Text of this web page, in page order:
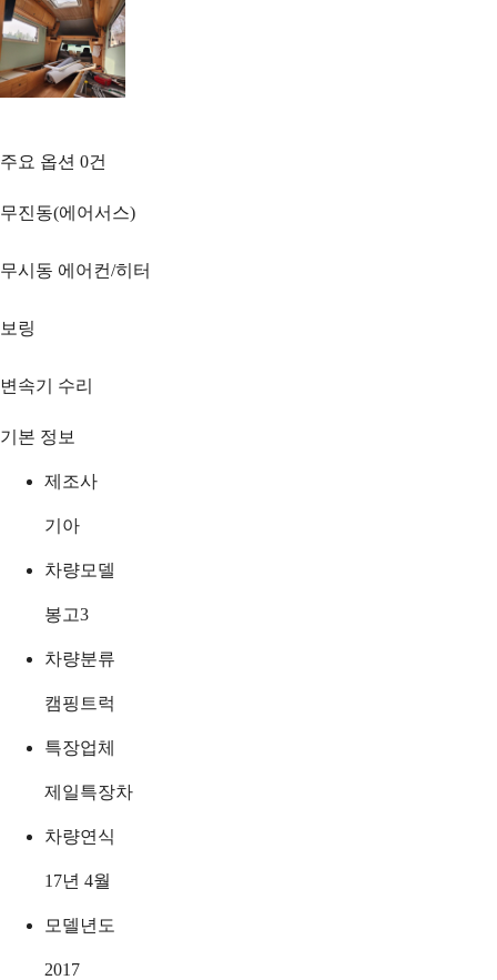
주요 옵션 0건
무진동(에어서스)
무시동 에어컨/히터
보링
변속기 수리
기본 정보
제조사
기아
차량모델
봉고3
차량분류
캠핑트럭
특장업체
제일특장차
차량연식
17년 4월
모델년도
2017